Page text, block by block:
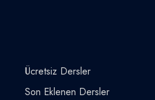
Ücretsiz Dersler
Son Eklenen Dersler